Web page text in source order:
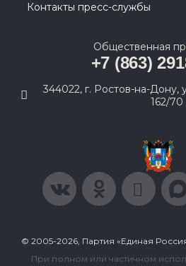
Контакты пресс-службы
Общественная
+7 (863)
344022, г. Ростов-на-Дону,
162/70
© 2005-2026, Партия «Единая
При полном или частичном